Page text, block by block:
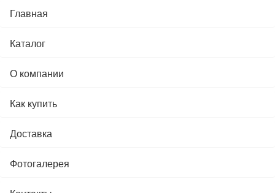
Главная
Каталог
О компании
Как купить
Доставка
Фотогалерея